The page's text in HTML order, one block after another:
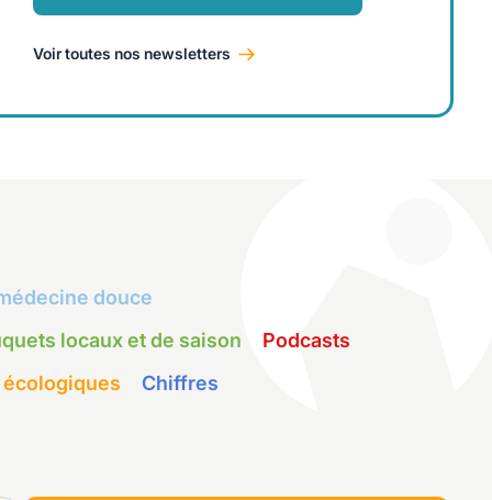
Voir toutes nos newsletters
douce
locaux et de saison
Podcasts
Chiffres